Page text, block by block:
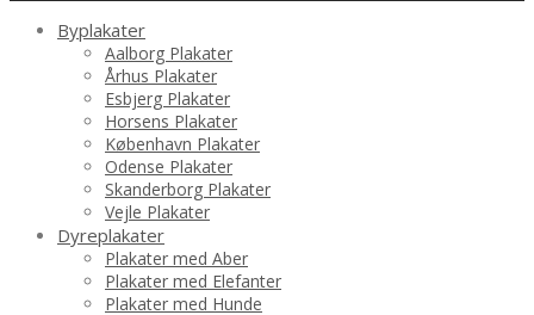
Byplakater
Aalborg Plakater
Århus Plakater
Esbjerg Plakater
Horsens Plakater
København Plakater
Odense Plakater
Skanderborg Plakater
Vejle Plakater
Dyreplakater
Plakater med Aber
Plakater med Elefanter
Plakater med Hunde